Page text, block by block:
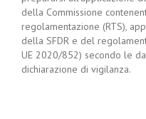
della Commissione
regolamentazione (RTS),
della SFDR e del
UE 2020/852) secondo le
dichiarazione di vigilanza.